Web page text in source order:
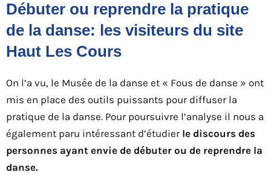
Débuter ou reprendre la pratique
de la danse: les visiteurs du site
Haut Les Cours
On l’a vu, le Musée de la danse et « Fous de danse » ont
mis en place des outils puissants pour diffuser la
pratique de la danse. Pour poursuivre l’analyse il nous a
également paru intéressant d’étudier le discours des
personnes ayant envie de débuter ou de reprendre la
danse.